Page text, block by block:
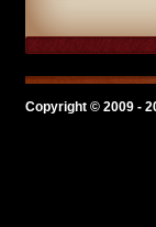
Copyright © 2009 -